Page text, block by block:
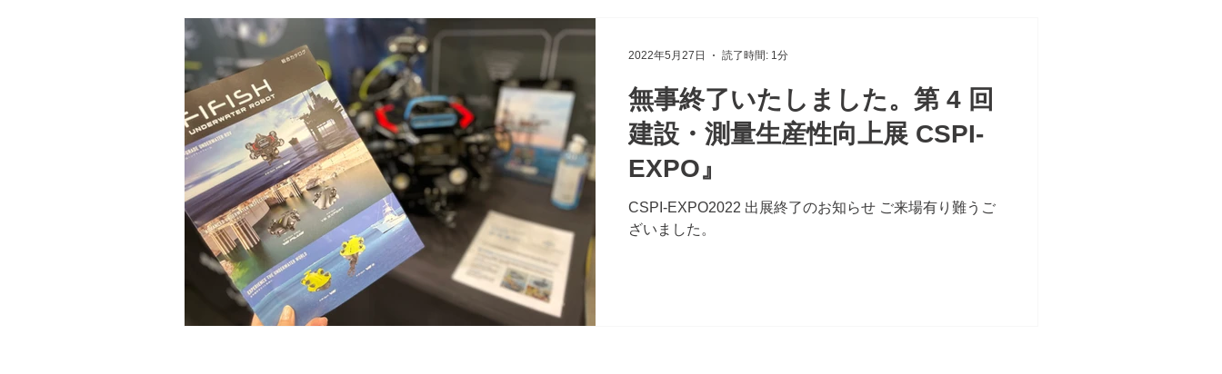
無事終了いたしました。第 4 回
建設・測量生産性向上展 CSPI-
EXPO』
CSPI-EXPO2022 出展終了のお知らせ ご来場有り難うご
ざいました。
2022年5月27日 読了時間: 1分